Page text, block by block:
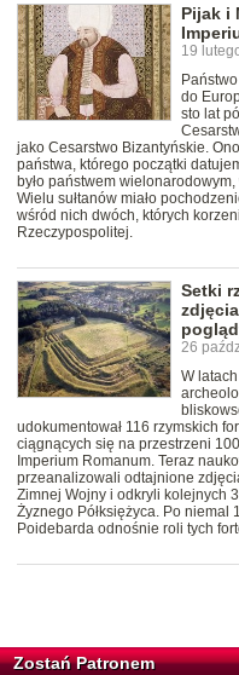
Pijak i
19
do
sto lat
jako Cesarstwo Bizantyńskie.
państwa, którego początki
było państwem
Wielu sułtanów miało
wśród nich dwóch, których
Rzeczypospolitej.
Setki
26
W
udokumentował 116 rzymskich
ciągnących się na przestrzeni
Imperium Romanum. Teraz
przeanalizowali odtajnione
Zimnej Wojny i odkryli kolejnych
Żyznego Półksiężyca. Po
Poidebarda odnośnie roli tych
Zostań Patronem